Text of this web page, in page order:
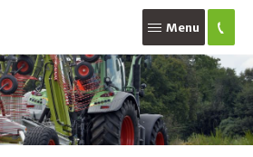
Menu